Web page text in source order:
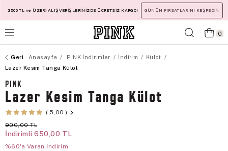
3500 TL ve ÜZERİ ALIŞVERİŞLERİNİZDE ÜCRETSİZ KARGO! GÜNÜN FIRSATLARINI KEŞFEDİN
0
Anasayfa PINK İndirimler İndirim
Külot
Lazer Kesim Tanga Külot
PINK
Lazer Kesim Tanga Külot
5,00
900,00 TL
İndirimli 650,00 TL
%60'a Varan İndirim